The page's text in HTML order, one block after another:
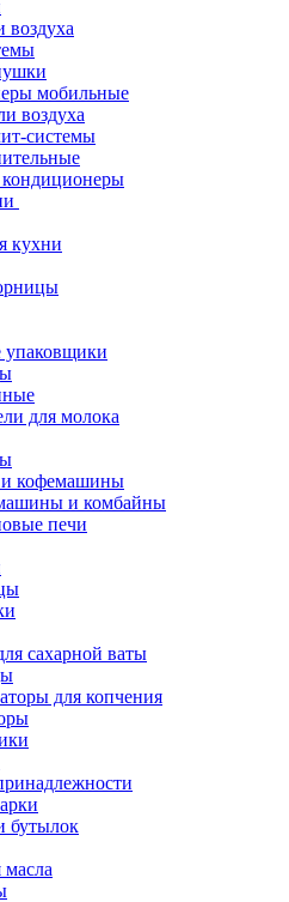
воздуха
мобильные
воздуха
системы
кухни
для молока
кофемашины
и комбайны
печи
сахарной ваты
для копчения
бутылок